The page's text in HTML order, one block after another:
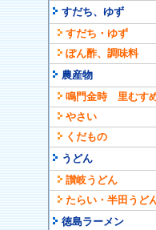
すだち、ゆず
すだち・ゆず
ぽん酢、調味料
農産物
鳴門金時 里むす
やさい
くだもの
うどん
讃岐うどん
たらい・半田うど
徳島ラーメン